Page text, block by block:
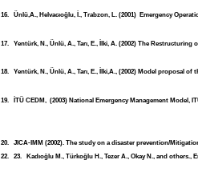
16. Ünlü,A., Helvacıoğlu, İ., Trabzon, L. (2001) Emergency
17. Yentürk, N., Ünlü, A., Tarı, E., İlki, A. (2002) The
18. Yentürk, N., Ünlü, A., Tarı, E., İlki,A., (2002) Model proposal
19. İTÜ CEDM, (2003) National Emergency Management Model,
20. JICA-IMM (2002). The study on a disaster prevention/
22. 23. Kadıoğlu M., Türkoğlu H., Tezer A., Okay N., and others.,